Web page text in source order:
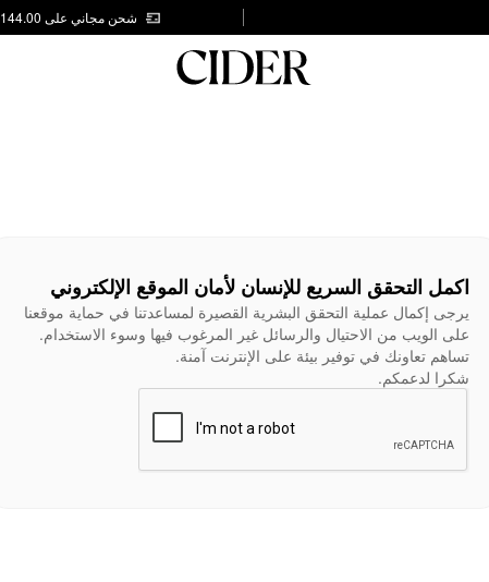
شحن مجاني على AED 144.00
اكمل التحقق السريع للإنسان لأمان الموقع الإلكتروني
يرجى إكمال عملية التحقق البشرية القصيرة لمساعدتنا في حماية موقعنا
على الويب من الاحتيال والرسائل غير المرغوب فيها وسوء الاستخدام.
تساهم تعاونك في توفير بيئة على الإنترنت آمنة.
شكرا لدعمكم.